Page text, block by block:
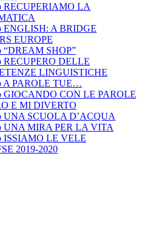
RECUPERIAMO LA
ENGLISH: A BRIDGE
EUROPE
“DREAM SHOP”
RECUPERO DELLE
LINGUISTICHE
A PAROLE TUE…
GIOCANDO CON LE PAROLE
E MI DIVERTO
UNA SCUOLA D’ACQUA
UNA MIRA PER LA VITA
ISSIAMO LE VELE
2019-2020